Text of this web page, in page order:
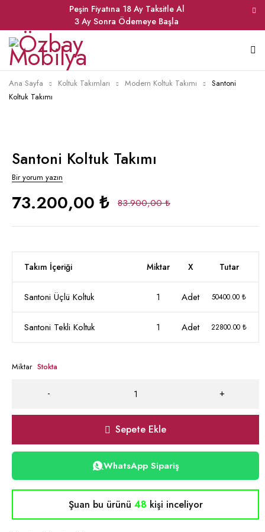
Peşin Fiyatına 18 Ay Taksitle Al
3 Ay Sonra Ödemeye Başla
Ana Sayfa Koltuk Takımları Modern Koltuk Takımı
Santoni
Koltuk Takımı
Santoni Koltuk Takımı
Bir yorum yazın
83.900,00 ₺
73.200,00 ₺
Takım İçeriği Miktar X Tutar
Santoni Üçlü Koltuk 1 Adet 50400.00 ₺
Santoni Tekli Koltuk 1 Adet 22800.00 ₺
Miktar Stokta
Sepete Ekle
WhatsApp Sipariş
Şuan bu ürünü 48 kişi inceliyor